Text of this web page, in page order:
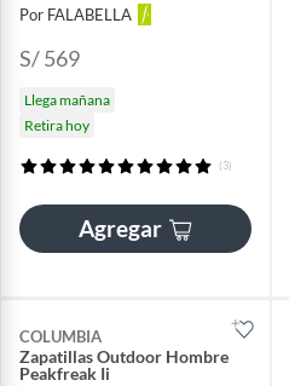
Por FALABELLA
S/ 569
Llega mañana
Retira hoy
(3)
Agregar
COLUMBIA
Zapatillas Outdoor Hombre
Peakfreak Ii